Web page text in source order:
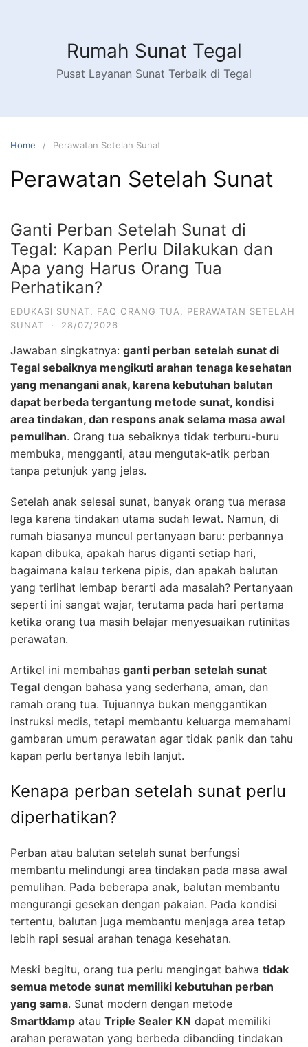
Rumah Sunat Tegal
Pusat Layanan Sunat Terbaik di Tegal
Home Perawatan Setelah Sunat
Perawatan Setelah Sunat
Ganti Perban Setelah Sunat di
Tegal: Kapan Perlu Dilakukan dan
Apa yang Harus Orang Tua
Perhatikan?
EDUKASI SUNAT FAQ ORANG TUA
PERAWATAN SETELAH
SUNAT
· 28/07/2026
Jawaban singkatnya: ganti perban setelah sunat di
Tegal sebaiknya mengikuti arahan tenaga kesehatan
yang menangani anak, karena kebutuhan balutan
dapat berbeda tergantung metode sunat, kondisi
area tindakan, dan respons anak selama masa awal
pemulihan. Orang tua sebaiknya tidak terburu-buru
membuka, mengganti, atau mengutak-atik perban
tanpa petunjuk yang jelas.
Setelah anak selesai sunat, banyak orang tua merasa
lega karena tindakan utama sudah lewat. Namun, di
rumah biasanya muncul pertanyaan baru: perbannya
kapan dibuka, apakah harus diganti setiap hari,
bagaimana kalau terkena pipis, dan apakah balutan
yang terlihat lembap berarti ada masalah? Pertanyaan
seperti ini sangat wajar, terutama pada hari pertama
ketika orang tua masih belajar menyesuaikan rutinitas
perawatan.
Artikel ini membahas ganti perban setelah sunat
Tegal dengan bahasa yang sederhana, aman, dan
ramah orang tua. Tujuannya bukan menggantikan
instruksi medis, tetapi membantu keluarga memahami
gambaran umum perawatan agar tidak panik dan tahu
kapan perlu bertanya lebih lanjut.
Kenapa perban setelah sunat perlu
diperhatikan?
Perban atau balutan setelah sunat berfungsi
membantu melindungi area tindakan pada masa awal
pemulihan. Pada beberapa anak, balutan membantu
mengurangi gesekan dengan pakaian. Pada kondisi
tertentu, balutan juga membantu menjaga area tetap
lebih rapi sesuai arahan tenaga kesehatan.
Meski begitu, orang tua perlu mengingat bahwa tidak
semua metode sunat memiliki kebutuhan perban
yang sama. Sunat modern dengan metode
Smartklamp atau Triple Sealer KN dapat memiliki
arahan perawatan yang berbeda dibanding tindakan